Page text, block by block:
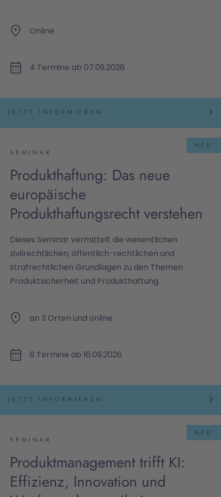
Online
4 Termine ab 07.09.2026
JETZT INFORMIEREN
SEMINAR
Produkthaftung: Das neue
europäische
Produkthaftungsrecht verstehen
NEU
Dieses Seminar vermittelt die wesentlichen
zivilrechtlichen, öffentlich-rechtlichen und
strafrechtlichen Grundlagen zu den Themen
Produktsicherheit und Produkthaftung.
an 3 Orten und online
6 Termine ab 16.09.2026
JETZT INFORMIEREN
SEMINAR
Produktmanagement trifft KI:
Effizienz, Innovation und
NEU